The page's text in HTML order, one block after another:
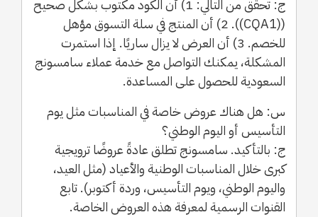
ج: تحقق من التالي: 1) أن الكود مكتوب بشكل صحيح
((CQA1)). 2) أن المنتج في سلة التسوق مؤهل
للخصم. 3) أن العرض لا يزال ساريًا. إذا استمرت
المشكلة، يمكنك التواصل مع خدمة عملاء سامسونج
السعودية للحصول على المساعدة.
س: هل هناك عروض خاصة في المناسبات مثل يوم
التأسيس أو اليوم الوطني؟
ج: بالتأكيد. سامسونج تطلق عادةً عروضًا ترويجية
كبرى خلال المناسبات الوطنية والأعياد (مثل العيد،
واليوم الوطني، ويوم التأسيس، وردة أكتوبر). تابع
القنوات الرسمية لمعرفة هذه العروض الخاصة.